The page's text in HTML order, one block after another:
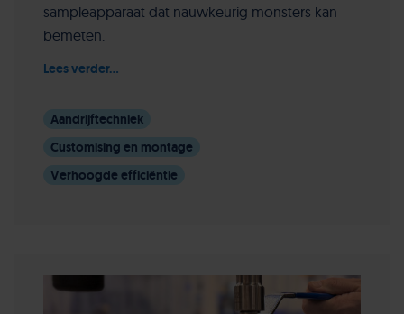
sampleapparaat dat nauwkeurig monsters kan
bemeten.
Lees verder...
Aandrijftechniek
Customising en montage
Verhoogde efficiëntie